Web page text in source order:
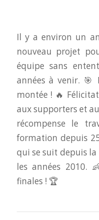
Il y a environ un
nouveau projet
équipe sans
années à venir. 🎯
montée ! 🔥
aux supporters et
récompense le
formation depuis
qui se suit depuis
les années 2010.
finales ! 🏆